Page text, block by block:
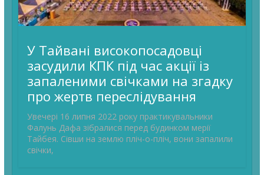
У Тайвані високопосадовці
засудили КПК під час акції із
запаленими свічками на згадку
про жертв переслідування
Увечері 16 липня 2022 року практикувальники
Фалунь Дафа зібралися перед будинком мерії
Тайбея. Сівши на землю пліч-о-пліч, вони запалили
свічки,